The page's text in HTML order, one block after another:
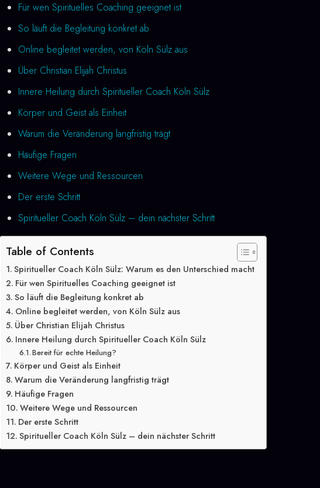
Für wen Spirituelles Coaching geeignet ist
So läuft die Begleitung konkret ab
Online begleitet werden, von Köln Sülz aus
Über Christian Elijah Christus
Innere Heilung durch Spiritueller Coach Köln Sülz
Körper und Geist als Einheit
Warum die Veränderung langfristig trägt
Häufige Fragen
Weitere Wege und Ressourcen
Der erste Schritt
Spiritueller Coach Köln Sülz – dein nächster Schritt
Table of Contents
Spiritueller Coach Köln Sülz: Warum es den Unterschied macht
Für wen Spirituelles Coaching geeignet ist
So läuft die Begleitung konkret ab
Online begleitet werden, von Köln Sülz aus
Über Christian Elijah Christus
Innere Heilung durch Spiritueller Coach Köln Sülz
Bereit für echte Heilung?
Körper und Geist als Einheit
Warum die Veränderung langfristig trägt
Häufige Fragen
Weitere Wege und Ressourcen
Der erste Schritt
Spiritueller Coach Köln Sülz – dein nächster Schritt